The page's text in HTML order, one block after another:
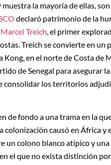
la mayoría de ellas,
declaró patrimonio de la
Marcel Treich , el primer
Treich se convierte en un
en el norte de Costa de
de Senegal para asegurar
consolidar los territorios
de fondo a una trama en la
causó en África y
un colono blanco atípico y
el que no exista distinción